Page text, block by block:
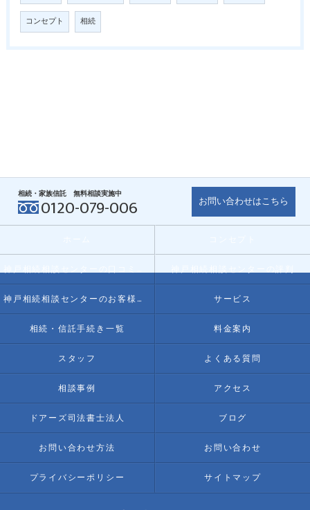
コンセプト 相続
相続・家族信託 無料相談実施中
0120-079-006 お問い合わせはこちら
神戸相続相談センターの口コミ情報 神戸相続相談センターの評判
神戸相続相談センターのお客様の声 サービス
相続・信託手続き一覧 料金案内
スタッフ よくある質問
相談事例 アクセス
ドアーズ司法書士法人 ブログ
お問い合わせ方法 お問い合わせ
プライバシーポリシー サイトマップ